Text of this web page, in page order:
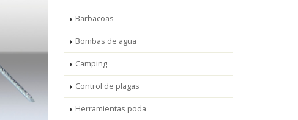
Barbacoas
Bombas de agua
Camping
Control de plagas
Herramientas poda